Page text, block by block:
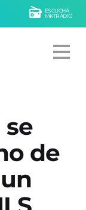
ESCUCHÁ
MKTRADIO
se
de